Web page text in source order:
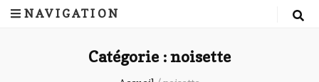
NAVIGATION
Catégorie :noisette